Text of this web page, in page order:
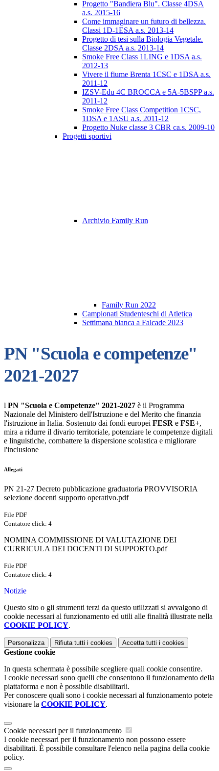
Progetto "Bandiera Blu". Classe 4DSA
a.s. 2015-16
Come immaginare un futuro di bellezza.
Classi 1D-1ESA a.s. 2013-14
Progetto di tesi sulla Biologia Vegetale.
Classe 2DSA a.s. 2013-14
Smoke Free Class 1LING e 1DSA a.s.
2012-13
Vivere il fiume Brenta 1CSC e 1DSA a.s.
2011-12
IZSV-Edu 4C BROCCA e 5A-5BSPP a.s.
2011-12
Smoke Free Class Competition 1CSC,
1DSA e 1ASU a.s. 2011-12
Progetto Nuke classe 3 CBR ca.s. 2009-10
Progetti sportivi
Archivio Family Run
Family Run 2022
Campionati Studenteschi di Atletica
Settimana bianca a Falcade 2023
PN "Scuola e competenze"
2021-2027
l PN "Scuola e Competenze" 2021-2027 è il Programma
Nazionale del Ministero dell'Istruzione e del Merito che finanzia
l'istruzione in Italia. Sostenuto dai fondi europei FESR e FSE+,
mira a ridurre il divario territoriale, potenziare le competenze digitali
e linguistiche, combattere la dispersione scolastica e migliorare
l'inclusione
Allegati
PN 21-27 Decreto pubblicazione graduatoria PROVVISORIA
selezione docenti supporto operativo.pdf
File PDF
Contatore click: 4
NOMINA COMMISSIONE DI VALUTAZIONE DEI
CURRICULA DEI DOCENTI DI SUPPORTO.pdf
File PDF
Contatore click: 4
Notizie
Questo sito o gli strumenti terzi da questo utilizzati si avvalgono di
cookie necessari al funzionamento ed utili alle finalità illustrate nella
COOKIE POLICY.
Personalizza Rifiuta tutti i cookies Accetta tutti i cookies
Gestione cookie
In questa schermata è possibile scegliere quali cookie consentire.
I cookie necessari sono quelli che consentono il funzionamento della
piattaforma e non è possibile disabilitarli.
Per conoscere quali sono i cookie necessari al funzionamento potete
visionare la COOKIE POLICY.
Cookie necessari per il funzionamento
I cookie necessari per il funzionamento non possono essere
disabilitati. È possibile consultare l'elenco nella pagina della cookie
policy.